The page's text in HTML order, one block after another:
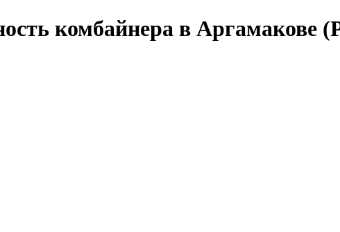
комбайнера в Аргамакове